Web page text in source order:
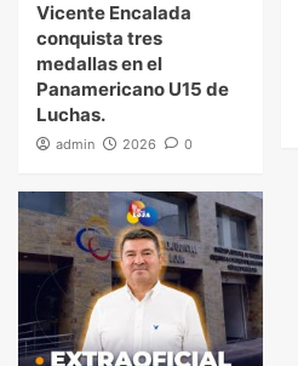
Vicente Encalada
conquista tres
medallas en el
Panamericano U15 de
Luchas.
admin 2026 0